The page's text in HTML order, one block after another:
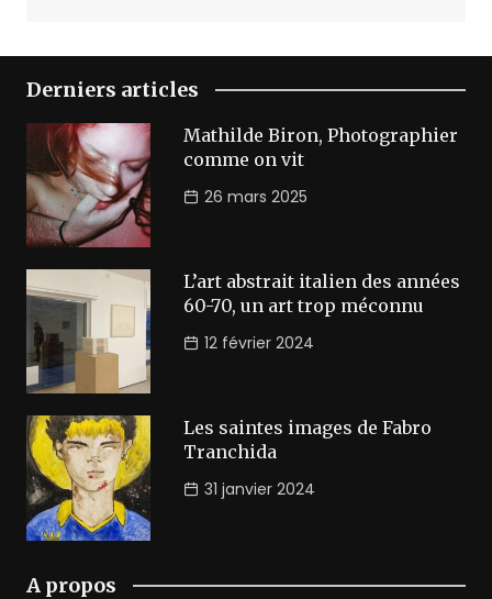
Derniers articles
Mathilde Biron, Photographier
comme on vit
26 mars 2025
L’art abstrait italien des années
60-70, un art trop méconnu
12 février 2024
Les saintes images de Fabro
Tranchida
31 janvier 2024
A propos